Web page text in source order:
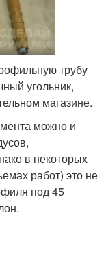
трубу
угольник,
магазине.
можно и
в некоторых
работ) это не
под 45